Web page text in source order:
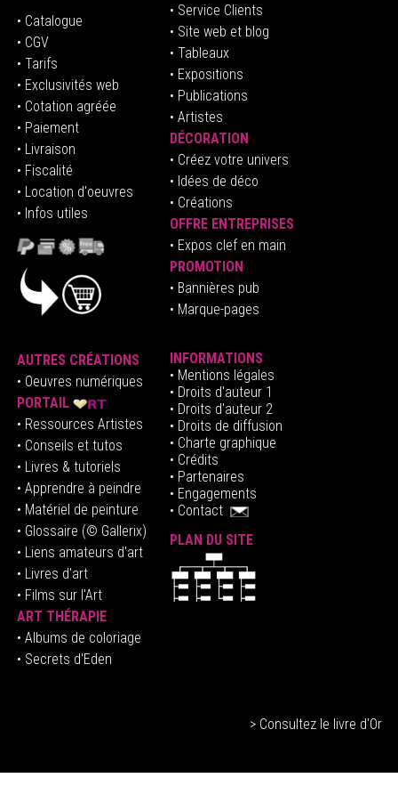
• Catalogue
• CGV
• Tarifs
• Exclusivités web
• Cotation agréée
• Paiement
• Livraison
• Fiscalité
• Location d'oeuvres
• Infos utiles
• Service Clients
• Site web et blog
• Tableaux
• Expositions
• Publications
• Artistes
DÉCORATION
• Créez votre univers
• Idées de déco
• Créations
OFFRE ENTREPRISES
• Expos clef en main
PROMOTION
• Bannières pub
• Marque-pages
AUTRES CRÉATIONS
• Oeuvres numériques
PORTAIL
• Ressources Artistes
• Conseils et tutos
• Livres & tutoriels
• Apprendre à peindre
• Matériel de peinture
• Glossaire (© Gallerix)
• Liens amateurs d'art
• Livres d'art
• Films sur l'Art
ART THÉRAPIE
• Albums de coloriage
• Secrets d'Eden
INFORMATIONS
• Mentions légales
• Droits d'auteur1
• Droits d'auteur 2
• Droits de diffusion
• Charte graphique
• Crédits
• Partenaires
• Engagements
• Contact
PLAN DU SITE
> Consultez le livre d'Or